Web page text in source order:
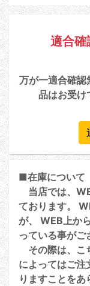
適合確
万が一適合確認
品はお受け
■在庫について
当店では、
ております。
が、 WEB上か
っている事がご
その際は、こ
によってはご注
りますことをあ